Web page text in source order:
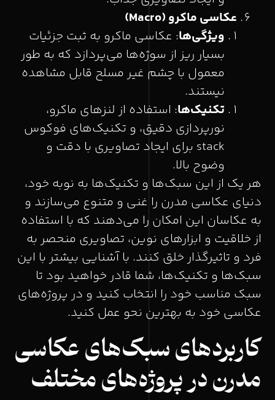
عکاسی ماکرو(Macro)
ویژگی‌ها: عکاسی ماکرو به ثبت جزئیات
بسیار ریز از سوژه‌ها می‌پردازد که به طور
معمول با چشم غیر مسلح قابل مشاهده
نیستند.
تکنیک‌ها: استفاده از لنزهای ماکرو،
نورپردازی دقیق، و تکنیک‌های فوکوس
stack برای ایجاد تصاویری با دقت و
وضوح بالا.
هر یک از این سبک‌ها و تکنیک‌ها به نوبه خود،
دنیای عکاسی مدرن را غنی و متنوع می‌سازند و
به عکاسان این امکان را می‌دهند که با استفاده
از خلاقیت و ابزارهای نوین، تصاویری منحصر به
فرد و تاثیرگذار خلق کنند. با آشنایی بیشتر با این
سبک‌ها و تکنیک‌ها، شما قادر خواهید بود تا
سبک مناسب خود را انتخاب کنید و در پروژه‌های
عکاسی خود به بهترین نحو عمل کنید.
کاربردهای سبک‌های عکاسی
مدرن در پروژه‌های مختلف